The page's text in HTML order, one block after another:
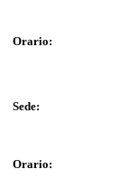
Orario:
Sede:
Orario: